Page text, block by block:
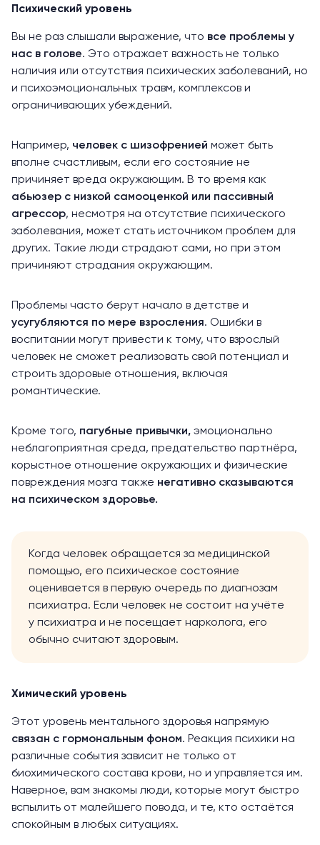
Психический уровень
Вы не раз слышали выражение, что все проблемы у
нас в голове. Это отражает важность не только
наличия или отсутствия психических заболеваний, но
и психоэмоциональных травм, комплексов и
ограничивающих убеждений.
Например, человек с шизофренией может быть
вполне счастливым, если его состояние не
причиняет вреда окружающим. В то время как
абьюзер с низкой самооценкой или пассивный
агрессор, несмотря на отсутствие психического
заболевания, может стать источником проблем для
других. Такие люди страдают сами, но при этом
причиняют страдания окружающим.
Проблемы часто берут начало в детстве и
усугубляются по мере взросления. Ошибки в
воспитании могут привести к тому, что взрослый
человек не сможет реализовать свой потенциал и
строить здоровые отношения, включая
романтические.
Кроме того, пагубные привычки, эмоционально
неблагоприятная среда, предательство партнёра,
корыстное отношение окружающих и физические
повреждения мозга также негативно сказываются
на психическом здоровье.
Когда человек обращается за медицинской
помощью, его психическое состояние
оценивается в первую очередь по диагнозам
психиатра. Если человек не состоит на учёте
у психиатра и не посещает нарколога, его
обычно считают здоровым.
Химический уровень
Этот уровень ментального здоровья напрямую
связан с гормональным фоном. Реакция психики на
различные события зависит не только от
биохимического состава крови, но и управляется им.
Наверное, вам знакомы люди, которые могут быстро
вспылить от малейшего повода, и те, кто остаётся
спокойным в любых ситуациях.